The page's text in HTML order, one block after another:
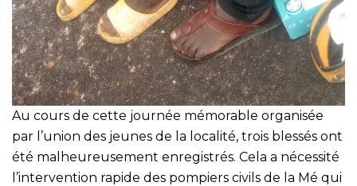
Au cours de cette journée mémorable organisée
par l’union des jeunes de la localité, trois blessés ont
été malheureusement enregistrés. Cela a nécessité
l’intervention rapide des pompiers civils de la Mé qui